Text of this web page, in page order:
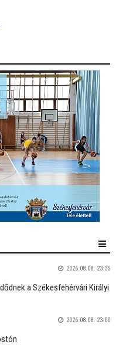
2026.08.08. 23:35
a Székesfehérvári Királyi
2026.08.08. 23:00